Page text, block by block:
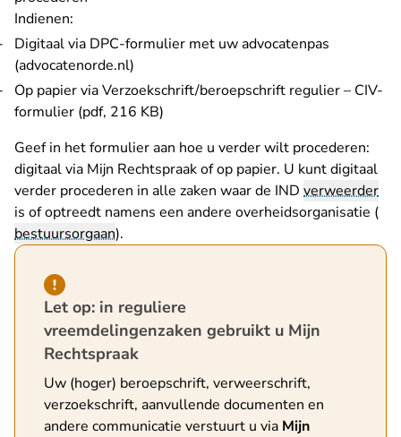
Indienen:
Digitaal via DPC-formulier met uw advocatenpas
(advocatenorde.nl)
Op papier viaVerzoekschrift/beroepschrift regulier – CIV-
formulier (pdf, 216 KB)
Geef in het formulier aan hoe u verder wilt procederen:
digitaal via Mijn Rechtspraak of op papier. U kunt digitaal
verder procederen in alle zaken waar de IND verweerder
is of optreedt namens een andere overheidsorganisatie (
bestuursorgaan).
Hint van type waarschuwing
Let op: in reguliere
vreemdelingenzaken gebruikt u Mijn
Rechtspraak
Uw (hoger) beroepschrift, verweerschrift,
verzoekschrift, aanvullende documenten en
andere communicatie verstuurt u via Mijn